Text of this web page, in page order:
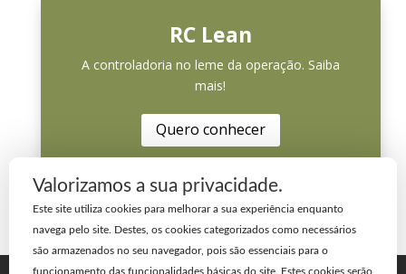
RC Lean
A controladoria no leme da operação. Saiba
mais!
Quero conhecer
Valorizamos a sua privacidade.
Este site utiliza cookies para melhorar a sua experiência enquanto
navega pelo site. Destes, os cookies categorizados como necessários
são armazenados no seu navegador, pois são essenciais para o
funcionamento das funcionalidades básicas do site. Estes cookies serão